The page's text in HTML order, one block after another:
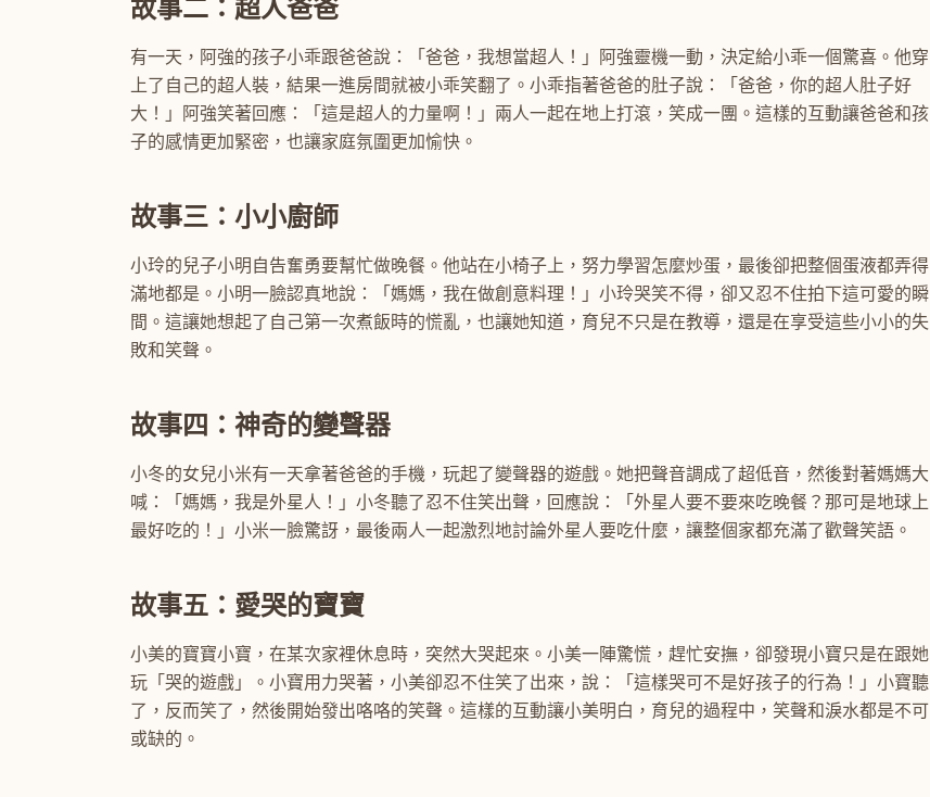
故事二：超人爸爸
有一天，阿強的孩子小乖跟爸爸說：「爸爸，我想當超人！」阿強靈機一動，決定給小乖一個驚喜。他穿
上了自己的超人裝，結果一進房間就被小乖笑翻了。小乖指著爸爸的肚子說：「爸爸，你的超人肚子好
大！」阿強笑著回應：「這是超人的力量啊！」兩人一起在地上打滾，笑成一團。這樣的互動讓爸爸和孩
子的感情更加緊密，也讓家庭氛圍更加愉快。
故事三：小小廚師
小玲的兒子小明自告奮勇要幫忙做晚餐。他站在小椅子上，努力學習怎麼炒蛋，最後卻把整個蛋液都弄得
滿地都是。小明一臉認真地說：「媽媽，我在做創意料理！」小玲哭笑不得，卻又忍不住拍下這可愛的瞬
間。這讓她想起了自己第一次煮飯時的慌亂，也讓她知道，育兒不只是在教導，還是在享受這些小小的失
敗和笑聲。
故事四：神奇的變聲器
小冬的女兒小米有一天拿著爸爸的手機，玩起了變聲器的遊戲。她把聲音調成了超低音，然後對著媽媽大
喊：「媽媽，我是外星人！」小冬聽了忍不住笑出聲，回應說：「外星人要不要來吃晚餐？那可是地球上
最好吃的！」小米一臉驚訝，最後兩人一起激烈地討論外星人要吃什麼，讓整個家都充滿了歡聲笑語。
故事五：愛哭的寶寶
小美的寶寶小寶，在某次家裡休息時，突然大哭起來。小美一陣驚慌，趕忙安撫，卻發現小寶只是在跟她
玩「哭的遊戲」。小寶用力哭著，小美卻忍不住笑了出來，說：「這樣哭可不是好孩子的行為！」小寶聽
了，反而笑了，然後開始發出咯咯的笑聲。這樣的互動讓小美明白，育兒的過程中，笑聲和淚水都是不可
或缺的。